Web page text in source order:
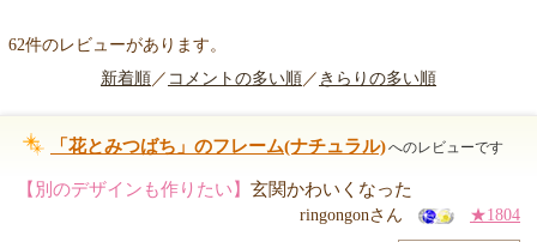
62件のレビューがあります。
新着順／ コメントの多い順／ きらりの多い順
「花とみつばち」のフレーム(ナチュラル)へのレビューです
【別のデザインも作りたい】 玄関かわいくなった
ringongonさん ★1804